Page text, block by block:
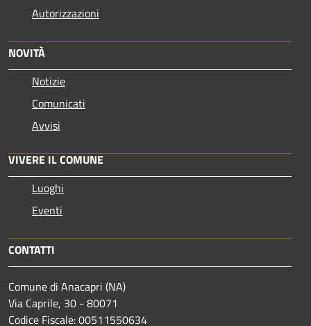
Autorizzazioni
NOVITÀ
Notizie
Comunicati
Avvisi
VIVERE IL COMUNE
Luoghi
Eventi
CONTATTI
Comune di Anacapri (NA)
Via Caprile, 30 - 80071
Codice Fiscale: 00511550634